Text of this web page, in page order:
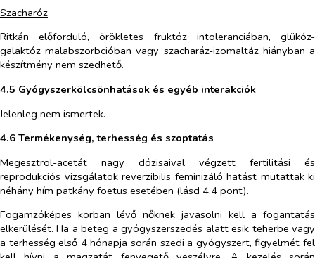
Szacharóz
Ritkán előforduló, örökletes fruktóz intoleranciában, glükóz-
galaktóz malabszorbcióban vagy szacharáz-izomaltáz hiányban a
készítmény nem szedhető.
4.5 Gyógyszerkölcsönhatások és egyéb interakciók
Jelenleg nem ismertek.
4.6 Termékenység, terhesség és szoptatás
Megesztrol-acetát nagy dózisaival végzett fertilitási és
reprodukciós vizsgálatok reverzibilis feminizáló hatást mutattak ki
néhány hím patkány foetus esetében (lásd 4.4 pont).
Fogamzóképes korban lévő nőknek javasolni kell a fogantatás
elkerülését. Ha a beteg a gyógy​szerszedés alatt esik teherbe vagy
a terhesség első 4 hónapja során szedi a gyógyszert, figyelmét fel